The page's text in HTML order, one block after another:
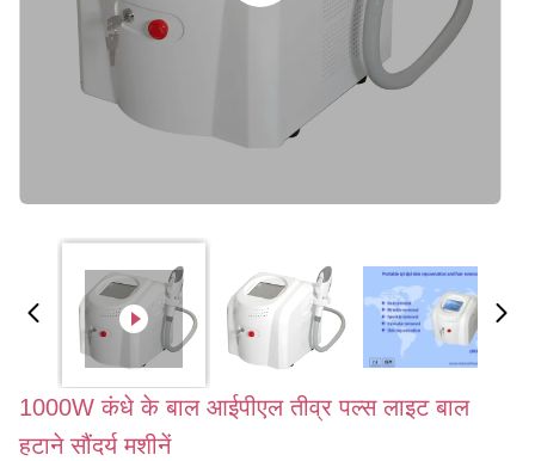
1000W कंधे के बाल आईपीएल तीव्र पल्स लाइट बाल
हटाने सौंदर्य मशीनें